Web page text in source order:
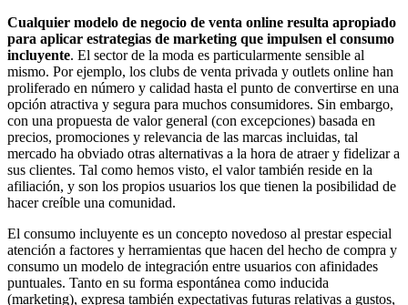
Cualquier modelo de negocio de venta online resulta apropiado
para aplicar estrategias de marketing que impulsen el consumo
incluyente. El sector de la moda es particularmente sensible al
mismo. Por ejemplo, los clubs de venta privada y outlets online han
proliferado en número y calidad hasta el punto de convertirse en una
opción atractiva y segura para muchos consumidores. Sin embargo,
con una propuesta de valor general (con excepciones) basada en
precios, promociones y relevancia de las marcas incluidas, tal
mercado ha obviado otras alternativas a la hora de atraer y fidelizar a
sus clientes. Tal como hemos visto, el valor también reside en la
afiliación, y son los propios usuarios los que tienen la posibilidad de
hacer creíble una comunidad.
El consumo incluyente es un concepto novedoso al prestar especial
atención a factores y herramientas que hacen del hecho de compra y
consumo un modelo de integración entre usuarios con afinidades
puntuales. Tanto en su forma espontánea como inducida
(marketing), expresa también expectativas futuras relativas a gustos,